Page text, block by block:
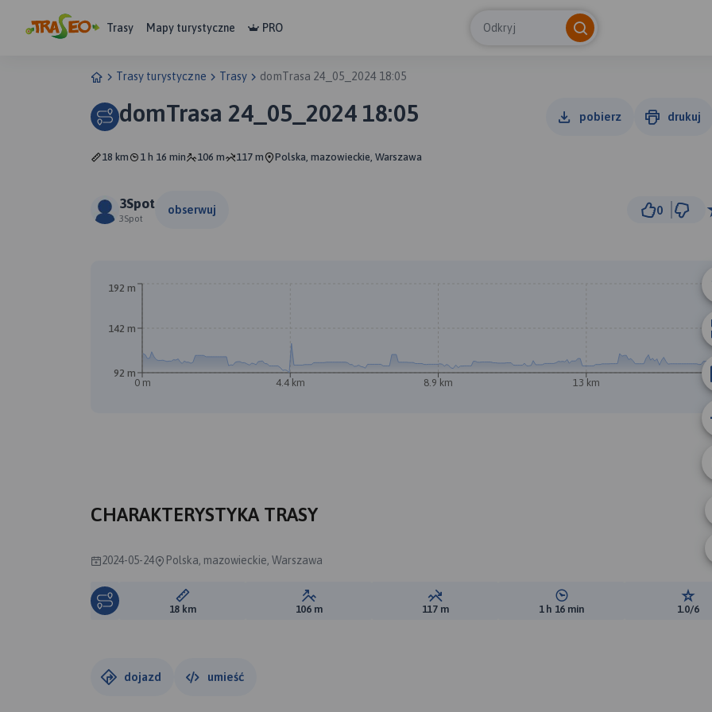
Trasy Mapy turystyczne PRO Odkryj
Trasy turystyczne Trasy domTrasa 24_05_2024 18:05
domTrasa 24_05_2024 18:05 pobierz drukuj
18 km 1 h 16 min 106 m 117 m Polska, mazowieckie, Warszawa
3Spot
3Spot
obserwuj 0
2 km
0 m 4.4 km 8.9 km 13 km
92 m
142 m
192 m
CHARAKTERYSTYKA TRASY
2024-05-24 Polska, mazowieckie, Warszawa
Długość trasy:
18 km Suma przewyższeń:
106 m Suma spadków:
117 m Średni czas potrzebny na
1 h 16 min 1.0/6
dojazd umieść